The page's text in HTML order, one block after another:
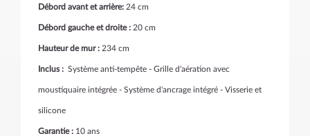
Débord avant et arrière: 24 cm
Débord gauche et droite : 20 cm
Hauteur de mur : 234 cm
Inclus : Système anti-tempête - Grille d'aération avec
moustiquaire intégrée - Système d'ancrage intégré - Visserie et
silicone
Garantie : 10 ans